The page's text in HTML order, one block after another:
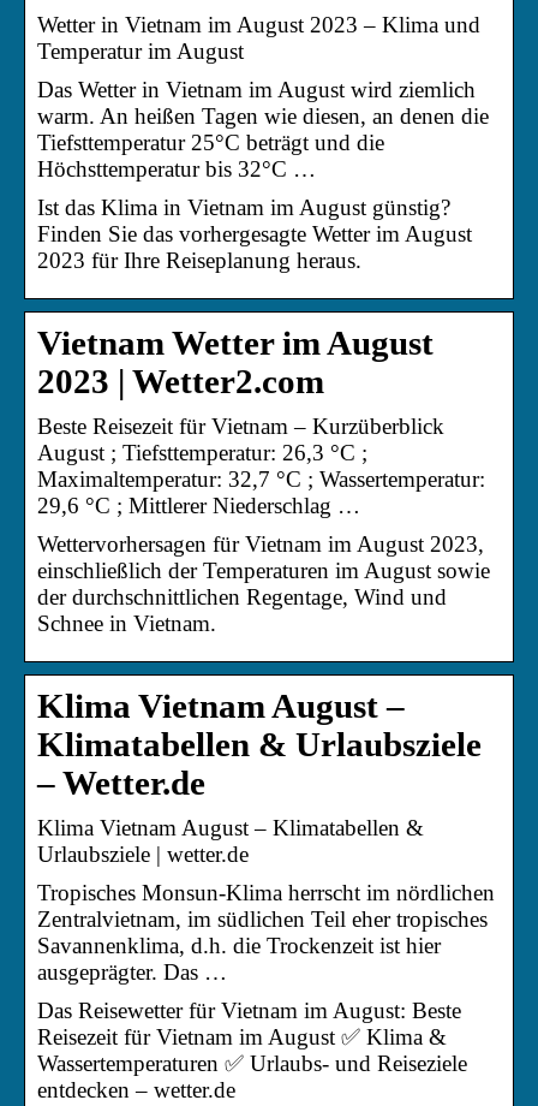
Wetter in Vietnam im August 2023 – Klima und
Temperatur im August
Das Wetter in Vietnam im August wird ziemlich
warm. An heißen Tagen wie diesen, an denen die
Tiefsttemperatur 25°C beträgt und die
Höchsttemperatur bis 32°C …
Ist das Klima in Vietnam im August günstig?
Finden Sie das vorhergesagte Wetter im August
2023 für Ihre Reiseplanung heraus.
Vietnam Wetter im August
2023 | Wetter2.com
Beste Reisezeit für Vietnam – Kurzüberblick
August ; Tiefsttemperatur: 26,3 °C ;
Maximaltemperatur: 32,7 °C ; Wassertemperatur:
29,6 °C ; Mittlerer Niederschlag …
Wettervorhersagen für Vietnam im August 2023,
einschließlich der Temperaturen im August sowie
der durchschnittlichen Regentage, Wind und
Schnee in Vietnam.
Klima Vietnam August –
Klimatabellen & Urlaubsziele
– Wetter.de
Klima Vietnam August – Klimatabellen &
Urlaubsziele | wetter.de
Tropisches Monsun-Klima herrscht im nördlichen
Zentralvietnam, im südlichen Teil eher tropisches
Savannenklima, d.h. die Trockenzeit ist hier
ausgeprägter. Das …
Das Reisewetter für Vietnam im August: Beste
Reisezeit für Vietnam im August ✅ Klima &
Wassertemperaturen ✅ Urlaubs- und Reiseziele
entdecken – wetter.de